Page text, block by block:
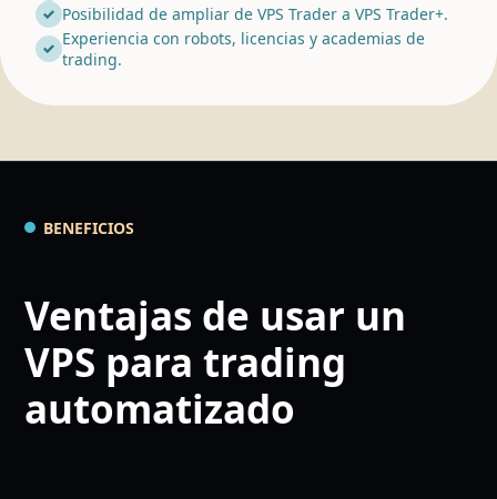
Posibilidad de ampliar de VPS Trader a VPS Trader+.
Experiencia con robots, licencias y academias de
trading.
BENEFICIOS
Ventajas de usar un
VPS para trading
automatizado